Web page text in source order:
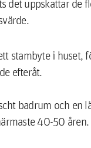
uppskattar de
stambyte i huset,
efteråt.
badrum och en
40-50 åren.